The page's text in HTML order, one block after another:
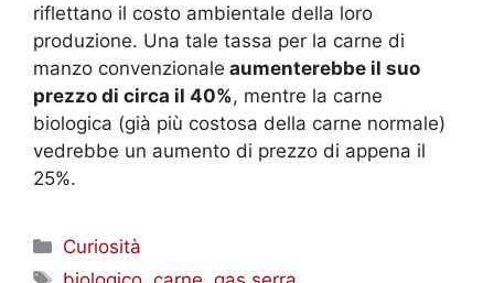
riflettano il costo ambientale della loro
produzione. Una tale tassa per la carne di
manzo convenzionale aumenterebbe il suo
prezzo di circa il 40%, mentre la carne
biologica (già più costosa della carne normale)
vedrebbe un aumento di prezzo di appena il
25%.
Categorie
Curiosità
Tag